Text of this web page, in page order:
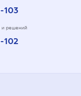
103
и решений
102